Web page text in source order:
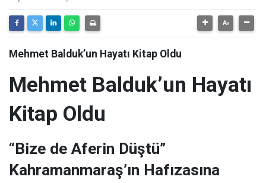
Mehmet Balduk’un Hayatı Kitap Oldu
Mehmet Balduk’un Hayatı
Kitap Oldu
“Bize de Aferin Düştü”
Kahramanmaraş’ın Hafızasına